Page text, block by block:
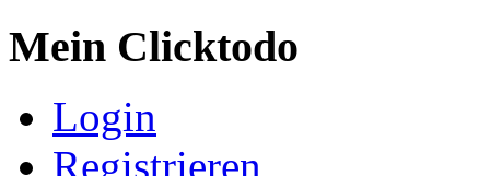
Mein Clicktodo
Login
Registrieren